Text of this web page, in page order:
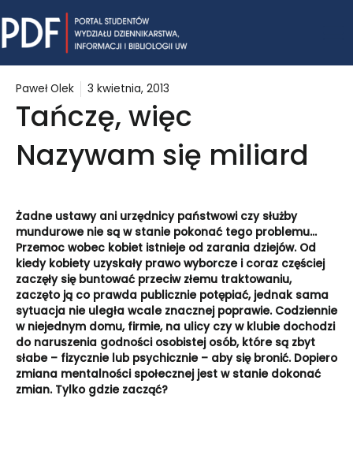
to
content
Paweł Olek 3 kwietnia, 2013
Tańczę, więc
Nazywam się miliard
Żadne ustawy ani urzędnicy państwowi czy służby
mundurowe nie są w stanie pokonać tego problemu…
Przemoc wobec kobiet istnieje od zarania dziejów. Od
kiedy kobiety uzyskały prawo wyborcze i coraz częściej
zaczęły się buntować przeciw złemu traktowaniu,
zaczęto ją co prawda publicznie potępiać, jednak sama
sytuacja nie uległa wcale znacznej poprawie. Codziennie
w niejednym domu, firmie, na ulicy czy w klubie dochodzi
do naruszenia godności osobistej osób, które są zbyt
słabe – fizycznie lub psychicznie – aby się bronić. Dopiero
zmiana mentalności społecznej jest w stanie dokonać
zmian. Tylko gdzie zacząć?